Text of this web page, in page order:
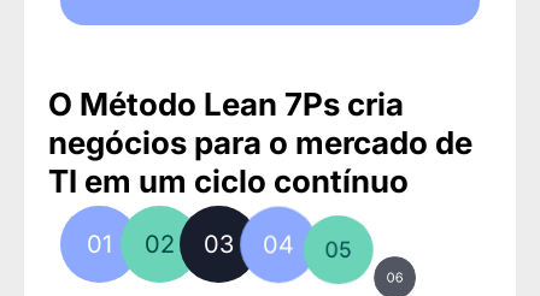
O Método Lean 7Ps cria
negócios para o mercado de
TI em um ciclo contínuo
01 02 03 04 05